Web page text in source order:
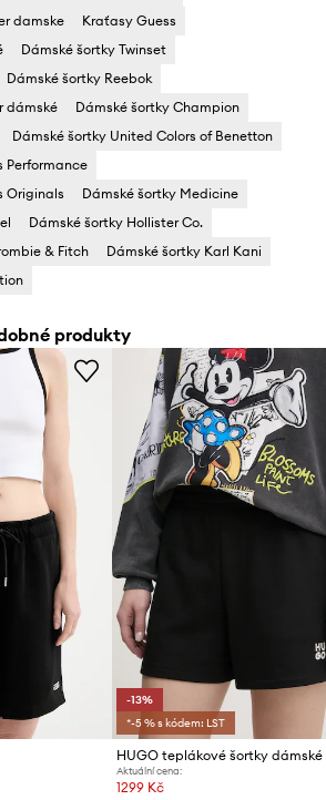
damske
Kraťasy Guess
Dámské šortky Twinset
Dámské šortky Reebok
dámské
Dámské šortky Champion
Dámské šortky United Colors of Benetton
Performance
Originals
Dámské šortky Medicine
Dámské šortky Hollister Co.
& Fitch
Dámské šortky Karl Kani
produkty
-13%
*-5 % s kódem: LST
Aktuální cena:
1299 Kč